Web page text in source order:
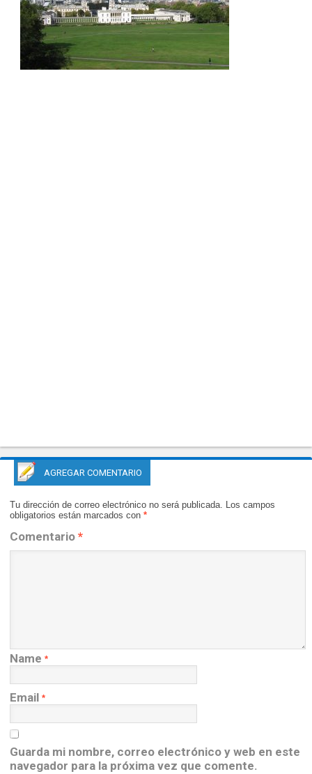
AGREGAR COMENTARIO
Tu dirección de correo electrónico no será publicada. Los campos
obligatorios están marcados con *
Comentario *
Name *
Email *
Guarda mi nombre, correo electrónico y web en este
navegador para la próxima vez que comente.